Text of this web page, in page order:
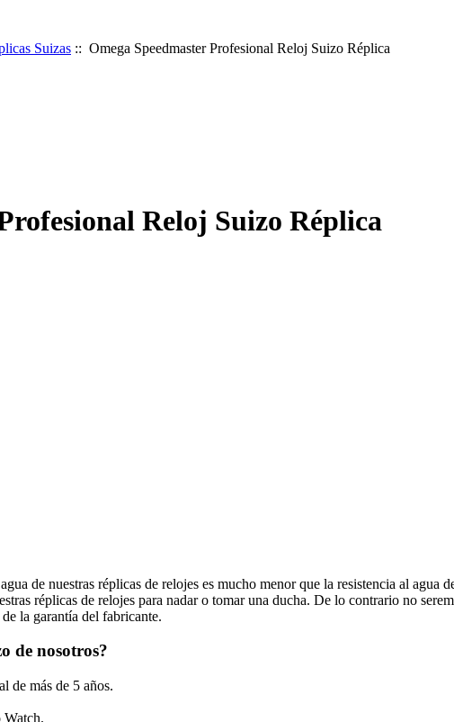
Suizas :: Omega Speedmaster Profesional Reloj Suizo Réplica
Reloj Suizo Réplica
de nuestras réplicas de relojes es mucho menor que la resistencia al agua
réplicas de relojes para nadar o tomar una ducha. De lo contrario no
la garantía del fabricante.
de nosotros?
de más de 5 años.
Watch.